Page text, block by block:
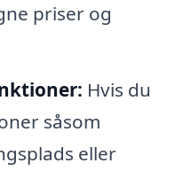
priser og
Hvis du
såsom
eller